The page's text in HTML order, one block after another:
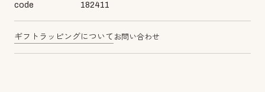
code 182411
ギフトラッピングについて お問い合わせ